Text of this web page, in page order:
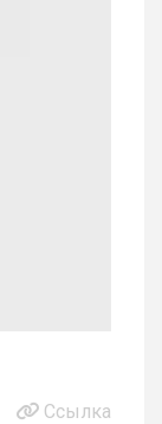
Ссылка